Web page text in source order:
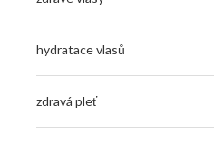
hydratace vlasů
zdravá pleť